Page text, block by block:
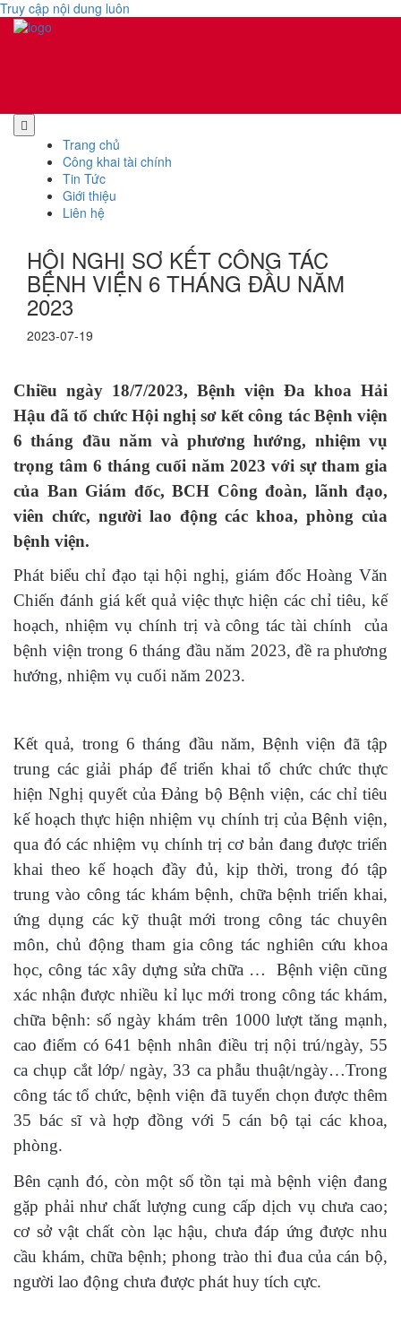
Truy cập nội dung luôn
Trang chủ
Công khai tài chính
Tin Tức
Giới thiệu
Liên hệ
HỘI NGHỊ SƠ KẾT CÔNG TÁC
BỆNH VIỆN 6 THÁNG ĐẦU NĂM
2023
2023-07-19
Chiều ngày 18/7/2023, Bệnh viện Đa khoa Hải
Hậu đã tổ chức Hội nghị sơ kết công tác Bệnh viện
6 tháng đầu năm và phương hướng, nhiệm vụ
trọng tâm 6 tháng cuối năm 2023 với sự tham gia
của Ban Giám đốc, BCH Công đoàn, lãnh đạo,
viên chức, người lao động các khoa, phòng của
bệnh viện.
Phát biểu chỉ đạo tại hội nghị, giám đốc Hoàng Văn
Chiến đánh giá kết quả việc thực hiện các chỉ tiêu, kế
hoạch, nhiệm vụ chính trị và công tác tài chính của
bệnh viện trong 6 tháng đầu năm 2023, đề ra phương
hướng, nhiệm vụ cuối năm 2023.
Kết quả, trong 6 tháng đầu năm, Bệnh viện đã tập
trung các giải pháp để triển khai tổ chức chức thực
hiện Nghị quyết của Đảng bộ Bệnh viện, các chỉ tiêu
kế hoạch thực hiện nhiệm vụ chính trị của Bệnh viện,
qua đó các nhiệm vụ chính trị cơ bản đang được triển
khai theo kế hoạch đầy đủ, kịp thời, trong đó tập
trung vào công tác khám bệnh, chữa bệnh triển khai,
ứng dụng các kỹ thuật mới trong công tác chuyên
môn, chủ động tham gia công tác nghiên cứu khoa
học, công tác xây dựng sửa chữa … Bệnh viện cũng
xác nhận được nhiều kỉ lục mới trong công tác khám,
chữa bệnh: số ngày khám trên 1000 lượt tăng mạnh,
cao điểm có 641 bệnh nhân điều trị nội trú/ngày, 55
ca chụp cắt lớp/ ngày, 33 ca phẫu thuật/ngày…Trong
công tác tổ chức, bệnh viện đã tuyển chọn được thêm
35 bác sĩ và hợp đồng với 5 cán bộ tại các khoa,
phòng.
Bên cạnh đó, còn một số tồn tại mà bệnh viện đang
gặp phải như chất lượng cung cấp dịch vụ chưa cao;
cơ sở vật chất còn lạc hậu, chưa đáp ứng được nhu
cầu khám, chữa bệnh; phong trào thi đua của cán bộ,
người lao động chưa được phát huy tích cực.